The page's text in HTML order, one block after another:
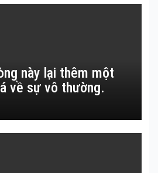
này lại thêm một
về sự vô thường.